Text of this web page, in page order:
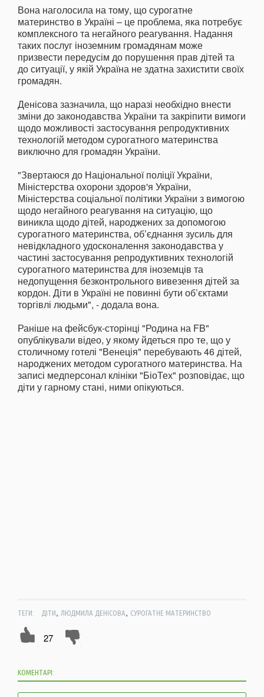
Вона наголосила на тому, що сурогатне
материнство в Україні – це проблема, яка потребує
комплексного та негайного реагування. Надання
таких послуг іноземним громадянам може
призвести передусім до порушення прав дітей та
до ситуації, у якій Україна не здатна захистити своїх
громадян.
Денісова зазначила, що наразі необхідно внести
зміни до законодавства України та закріпити вимоги
щодо можливості застосування репродуктивних
технологій методом сурогатного материнства
виключно для громадян України.
"Звертаюся до Національної поліції України,
Міністерства охорони здоров'я України,
Міністерства соціальної політики України з вимогою
щодо негайного реагування на ситуацію, що
виникла щодо дітей, народжених за допомогою
сурогатного материнства, об’єднання зусиль для
невідкладного удосконалення законодавства у
частині застосування репродуктивних технологій
сурогатного материнства для іноземців та
недопущення безконтрольного вивезення дітей за
кордон. Діти в Україні не повинні бути об’єктами
торгівлі людьми", - додала вона.
Раніше на фейсбук-сторінці "Родина на FB"
опублікували відео, у якому йдеться про те, що у
столичному готелі "Венеція" перебувають 46 дітей,
народжених методом сурогатного материнства. На
записі медперсонал клініки "БіоТех" розповідає, що
діти у гарному стані, ними опікуються.
ТЕГИ: ДІТИ, ЛЮДМИЛА ДЕНІСОВА, СУРОГАТНЕ МАТЕРИНСТВО
27
КОМЕНТАРІ: